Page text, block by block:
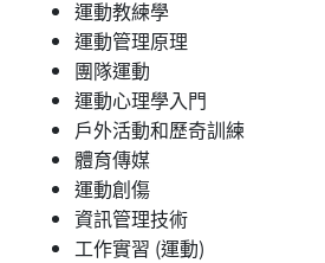
運動教練學
運動管理原理
團隊運動
運動心理學入門
戶外活動和歷奇訓練
體育傳媒
運動創傷
資訊管理技術
工作實習 (運動)